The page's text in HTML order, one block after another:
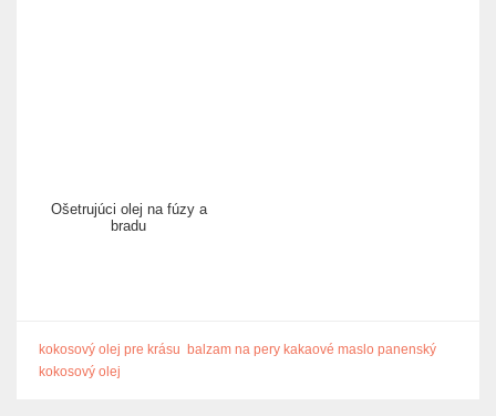
Ošetrujúci olej na fúzy a
bradu
kokosový olej pre krásu balzam na pery kakaové maslo panenský
kokosový olej